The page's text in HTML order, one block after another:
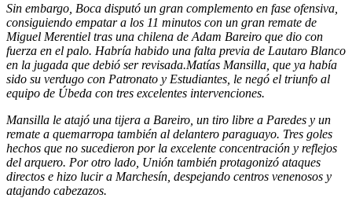
Sin embargo, Boca disputó un gran complemento en fase ofensiva,
consiguiendo empatar a los 11 minutos con un gran remate de
Miguel Merentiel tras una chilena de Adam Bareiro que dio con
fuerza en el palo. Habría habido una falta previa de Lautaro Blanco
en la jugada que debió ser revisada.Matías Mansilla, que ya había
sido su verdugo con Patronato y Estudiantes, le negó el triunfo al
equipo de Úbeda con tres excelentes intervenciones.
Mansilla le atajó una tijera a Bareiro, un tiro libre a Paredes y un
remate a quemarropa también al delantero paraguayo. Tres goles
hechos que no sucedieron por la excelente concentración y reflejos
del arquero. Por otro lado, Unión también protagonizó ataques
directos e hizo lucir a Marchesín, despejando centros venenosos y
atajando cabezazos.